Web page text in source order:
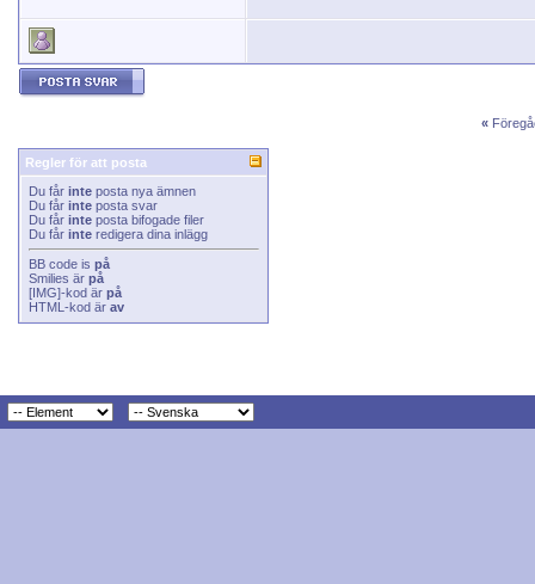
«
Regler för att posta
Du får inte posta nya ämnen
Du får inte posta svar
Du får inte posta bifogade filer
Du får inte redigera dina inlägg
BB code is på
Smilies är på
[IMG]-kod är på
HTML-kod är av